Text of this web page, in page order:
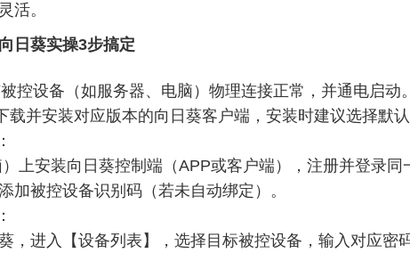
活。
日葵实操3步搞定
控设备（如服务器、电脑）物理连接正常，并通电启
载并安装对应版本的向日葵客户端，安装时建议选择默
上安装向日葵控制端（APP或客户端），注册并登录同
加被控设备识别码（若未自动绑定）。
，进入【设备列表】，选择目标被控设备，输入对应密